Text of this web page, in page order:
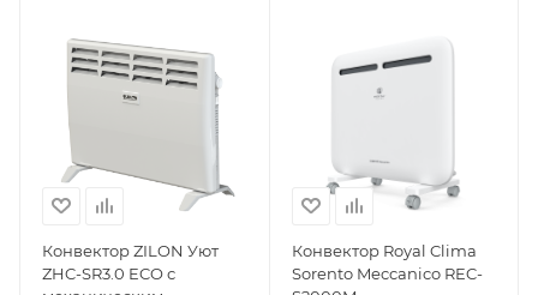
Конвектор ZILON Уют
ZHC-SR3.0 ECO с
Конвектор Royal Clima
Sorento Meccanico REC-